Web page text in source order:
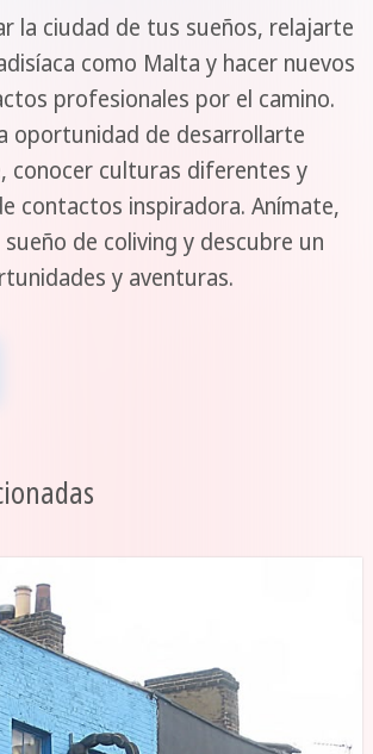
la ciudad de tus sueños, relajarte
como Malta y hacer nuevos
profesionales por el camino.
oportunidad de desarrollarte
conocer culturas diferentes y
contactos inspiradora. Anímate,
de coliving y descubre un
y aventuras.